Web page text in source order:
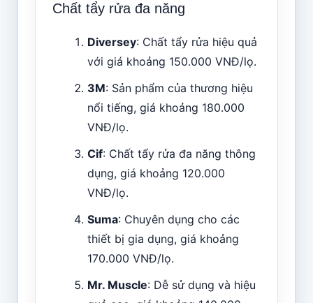
Chất tẩy rửa đa năng
Diversey: Chất tẩy rửa hiệu quả
với giá khoảng 150.000 VNĐ/lọ.
3M: Sản phẩm của thương hiệu
nổi tiếng, giá khoảng 180.000
VNĐ/lọ.
Cif: Chất tẩy rửa đa năng thông
dụng, giá khoảng 120.000
VNĐ/lọ.
Suma: Chuyên dụng cho các
thiết bị gia dụng, giá khoảng
170.000 VNĐ/lọ.
Mr. Muscle: Dễ sử dụng và hiệu